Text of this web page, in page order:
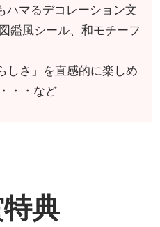
ハマるデコレーション文
鑑風シール、和モチーフ
しさ」を直感的に楽しめ
・・など
典